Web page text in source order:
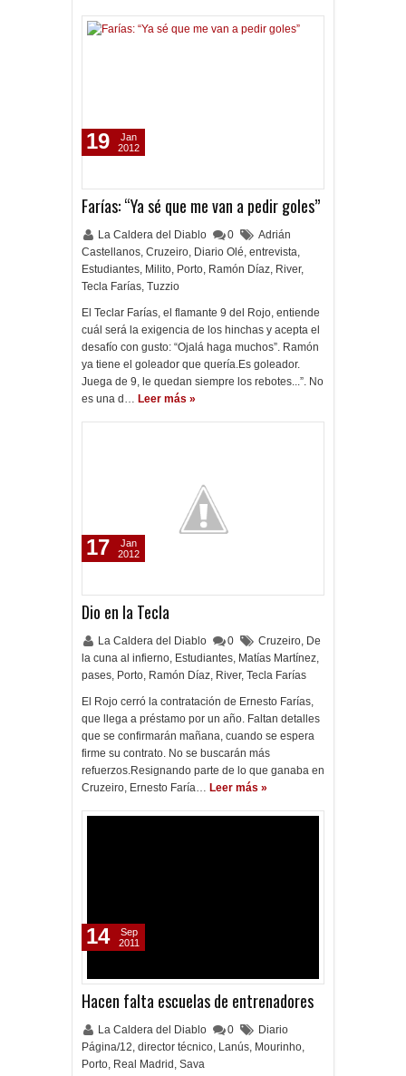
Farías: “Ya sé que me van a pedir goles”
La Caldera del Diablo 0
Adrián
Castellanos, Cruzeiro, Diario Olé, entrevista,
Estudiantes, Milito, Porto, Ramón Díaz, River,
Tecla Farías, Tuzzio
El Teclar Farías, el flamante 9 del Rojo, entiende
cuál será la exigencia de los hinchas y acepta el
desafío con gusto: “Ojalá haga muchos”. Ramón
ya tiene el goleador que quería.Es goleador.
Juega de 9, le quedan siempre los rebotes...”. No
es una d… Leer más »
19
Jan
2012
Dio en la Tecla
La Caldera del Diablo 0 Cruzeiro, De
la cuna al infierno, Estudiantes, Matías Martínez,
pases, Porto, Ramón Díaz, River, Tecla Farías
El Rojo cerró la contratación de Ernesto Farías,
que llega a préstamo por un año. Faltan detalles
que se confirmarán mañana, cuando se espera
firme su contrato. No se buscarán más
refuerzos.Resignando parte de lo que ganaba en
Cruzeiro, Ernesto Faría… Leer más »
17
Jan
2012
Hacen falta escuelas de entrenadores
La Caldera del Diablo 0
Diario
Página/12, director técnico, Lanús, Mourinho,
Porto, Real Madrid , Sava
14
Sep
2011